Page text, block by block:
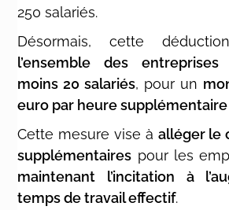
250 salariés.
Désormais, cette
l’ensemble des
moins 20 salariés, pour un
euro par heure
Cette mesure vise à alléger le
supplémentaires pour les
maintenant l’incitation à
temps de travail effectif.